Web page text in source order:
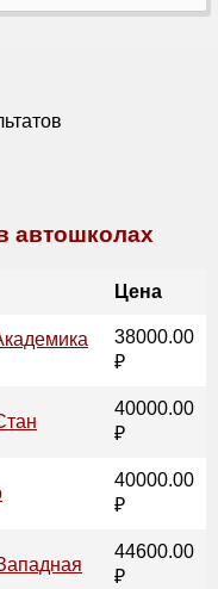
автошколах
Цена
38000.00
₽
40000.00
₽
40000.00
₽
44600.00
₽